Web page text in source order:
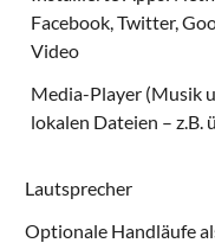
Facebook, Twitter,
Video
Media-Player (Musik
lokalen Dateien – z.B.
Lautsprecher
Optionale Handläufe